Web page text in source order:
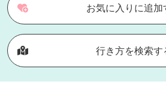
お気に入りに追加
行き方を検索す